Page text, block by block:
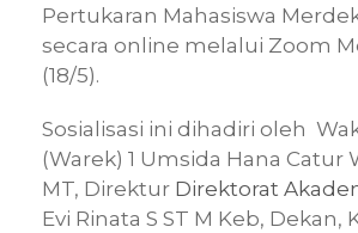
Pertukaran Mahasiswa
secara online melalui Zoom
(18/5).
Sosialisasi ini dihadiri oleh
(Warek) 1 Umsida Hana Catur
MT, Direktur Direktorat
Evi Rinata S ST M Keb, Dekan,